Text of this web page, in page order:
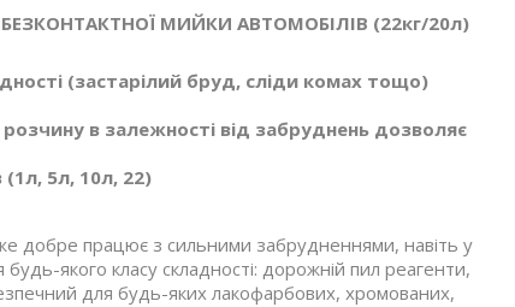
МИЙКИ АВТОМОБІЛІВ (22кг/20л)
(застарілий бруд, сліди комах тощо)
в залежності від забруднень дозволяє
(1л, 5л, 10л, 22)
добре працює з сильними забрудненнями, навіть у
якого класу складності: дорожній пил реагенти,
для будь-яких лакофарбових, хромованих,